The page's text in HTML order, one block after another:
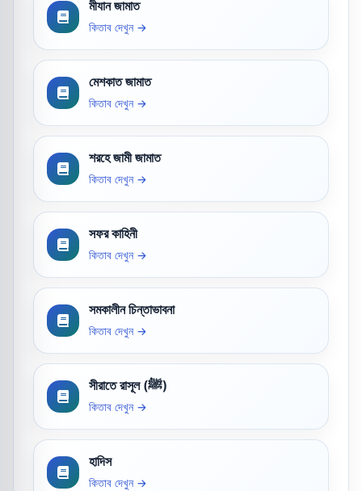
মীযান জামাত
কিতাব দেখুন →
মেশকাত জামাত
কিতাব দেখুন →
শরহে জামী জামাত
কিতাব দেখুন →
সফর কাহিনী
কিতাব দেখুন →
সমকালীন চিন্তাভাবনা
কিতাব দেখুন →
সীরাতে রাসূল (ﷺ)
কিতাব দেখুন →
হাদিস
কিতাব দেখুন →